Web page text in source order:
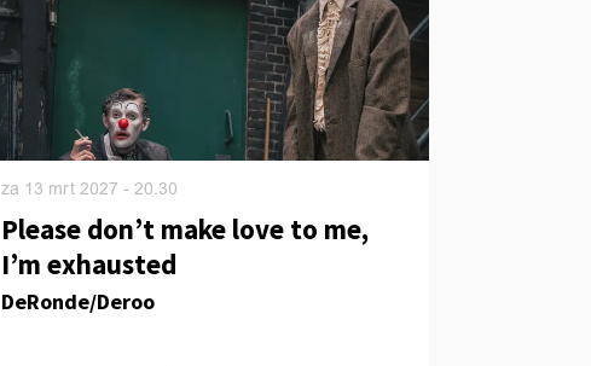
Please don’t make love to me,
I’m exhausted
DeRonde/Deroo
za 13 mrt 2027 - 20.30